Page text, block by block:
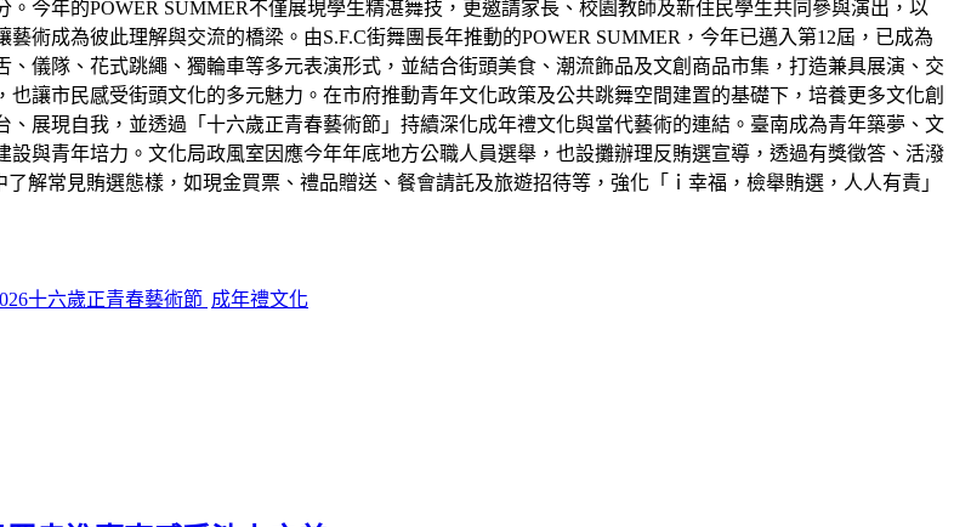
今年的POWER SUMMER不僅展現學生精湛舞技，更邀請家長、校園教師及新住民學生共同參與演出，以
術成為彼此理解與交流的橋梁。由S.F.C街舞團長年推動的POWER SUMMER，今年已邁入第12屆，已成為
儀隊、花式跳繩、獨輪車等多元表演形式，並結合街頭美食、潮流飾品及文創商品市集，打造兼具展演、交
讓市民感受街頭文化的多元魅力。在市府推動青年文化政策及公共跳舞空間建置的基礎下，培養更多文化創
展現自我，並透過「十六歲正青春藝術節」持續深化成年禮文化與當代藝術的連結。臺南成為青年築夢、文
與青年培力。文化局政風室因應今年年底地方公職人員選舉，也設攤辦理反賄選宣導，透過有獎徵答、活潑
解常見賄選態樣，如現金買票、禮品贈送、餐會請託及旅遊招待等，強化「ｉ幸福，檢舉賄選，人人有責」
十六歲正青春藝術節 成年禮文化